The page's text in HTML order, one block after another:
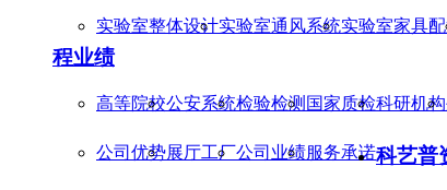
实验室整体设计实验室通风系统实验室家具
程业绩
高等院校公安系统检验检测 国家质检科研机构
公司优势展厅工厂公司业绩服务承诺科艺普